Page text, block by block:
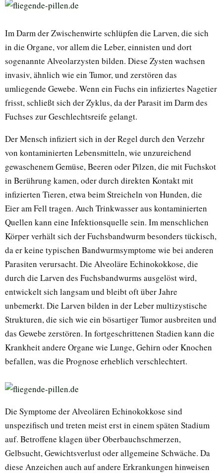
Im Darm der Zwischenwirte schlüpfen die Larven, die sich
in die Organe, vor allem die Leber, einnisten und dort
sogenannte Alveolarzysten bilden. Diese Zysten wachsen
invasiv, ähnlich wie ein Tumor, und zerstören das
umliegende Gewebe. Wenn ein Fuchs ein infiziertes Nagetier
frisst, schließt sich der Zyklus, da der Parasit im Darm des
Fuchses zur Geschlechtsreife gelangt.
Der Mensch infiziert sich in der Regel durch den Verzehr
von kontaminierten Lebensmitteln, wie unzureichend
gewaschenem Gemüse, Beeren oder Pilzen, die mit Fuchskot
in Berührung kamen, oder durch direkten Kontakt mit
infizierten Tieren, etwa beim Streicheln von Hunden, die
Eier am Fell tragen. Auch Trinkwasser aus kontaminierten
Quellen kann eine Infektionsquelle sein. Im menschlichen
Körper verhält sich der Fuchsbandwurm besonders tückisch,
da er keine typischen Bandwurmsymptome wie bei anderen
Parasiten verursacht. Die Alveoläre Echinokokkose, die
durch die Larven des Fuchsbandwurms ausgelöst wird,
entwickelt sich langsam und bleibt oft über Jahre
unbemerkt. Die Larven bilden in der Leber multizystische
Strukturen, die sich wie ein bösartiger Tumor ausbreiten und
das Gewebe zerstören. In fortgeschrittenen Stadien kann die
Krankheit andere Organe wie Lunge, Gehirn oder Knochen
befallen, was die Prognose erheblich verschlechtert.
Die Symptome der Alveolären Echinokokkose sind
unspezifisch und treten meist erst in einem späten Stadium
auf. Betroffene klagen über Oberbauchschmerzen,
Gelbsucht, Gewichtsverlust oder allgemeine Schwäche. Da
diese Anzeichen auch auf andere Erkrankungen hinweisen